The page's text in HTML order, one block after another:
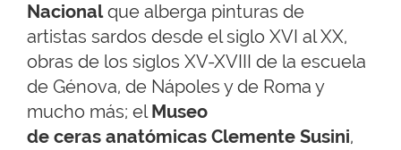
Nacionalque alberga pinturas de
artistas sardos desde el siglo XVI al XX,
obras de los siglos XV-XVIII de la escuela
de Génova, de Nápoles y de Roma y
mucho más; el Museo
de ceras anatómicas Clemente Susini,